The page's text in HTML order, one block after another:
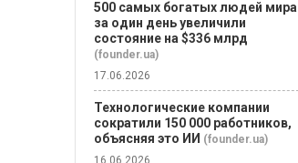
500 самых богатых людей мира
за один день увеличили
состояние на $336 млрд
(founder.ua)
17.06.2026
Технологические компании
сократили 150 000 работников,
объясняя это ИИ (founder.ua)
16.06.2026